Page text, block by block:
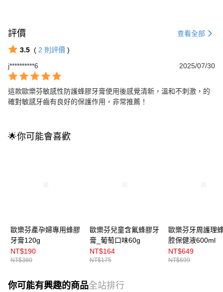
評價 查看全部
3.5 ( 2 則評價 )
j**********6
2025/07/30
這款歐樂芬敏感性防護蜂膠牙膏使用後感覺清新，溫和不刺激，的
確對敏感牙齒有良好的保護作用，非常推薦！
🌟你可能會喜歡
歐樂芬產孕婦專用蜂膠
牙膏120g
NT$190
NT$380
歐樂芬兒童含氟蜂膠牙
膏_葡萄口味60g
NT$164
NT$175
歐樂芬牙周護理
腔保健液600ml
NT$649
NT$699
你可能有興趣的商品全站排行